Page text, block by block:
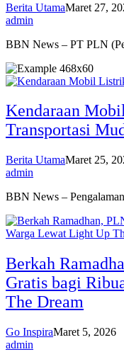
Berita UtamaMaret 27,
admin
BBN News – PT PLN
Kendaraan
Transportasi
Berita UtamaMaret 25,
admin
BBN News –
Berkah
Gratis bagi
The Dream
Go InspiraMaret 5, 2026
admin